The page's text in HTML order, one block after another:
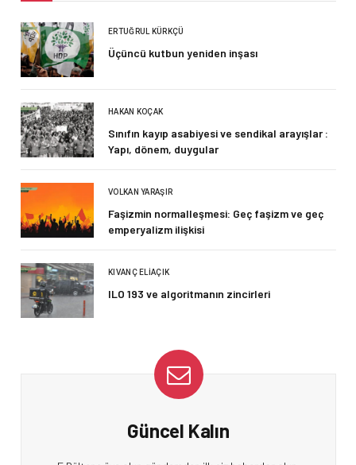
ERTUĞRUL KÜRKÇÜ
Üçüncü kutbun yeniden inşası
HAKAN KOÇAK
Sınıfın kayıp asabiyesi ve sendikal arayışlar :
Yapı, dönem, duygular
VOLKAN YARAŞIR
Faşizmin normalleşmesi: Geç faşizm ve geç
emperyalizm ilişkisi
KIVANÇ ELIAÇIK
ILO 193 ve algoritmanın zincirleri
Güncel Kalın